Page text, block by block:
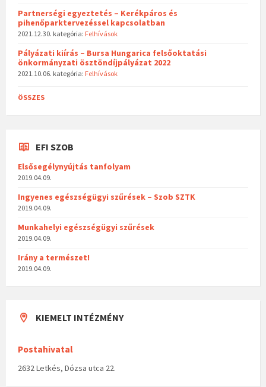
Partnerségi egyeztetés – Kerékpáros és
pihenőparktervezéssel kapcsolatban
2021.12.30. kategória: Felhívások
Pályázati kiírás – Bursa Hungarica felsőoktatási
önkormányzati ösztöndíjpályázat 2022
2021.10.06. kategória: Felhívások
ÖSSZES
EFI SZOB
Elsősegélynyújtás tanfolyam
2019.04.09.
Ingyenes egészségügyi szűrések – Szob SZTK
2019.04.09.
Munkahelyi egészségügyi szűrések
2019.04.09.
Irány a természet!
2019.04.09.
KIEMELT INTÉZMÉNY
Postahivatal
2632 Letkés, Dózsa utca 22.